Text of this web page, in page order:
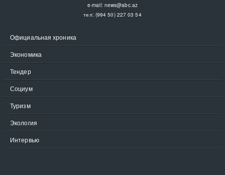
e-mail: news@abc.az
тел: (994 50) 227 03 54
Официальная хроника
Экономика
Тендер
Социум
Туризм
Экология
Интервью